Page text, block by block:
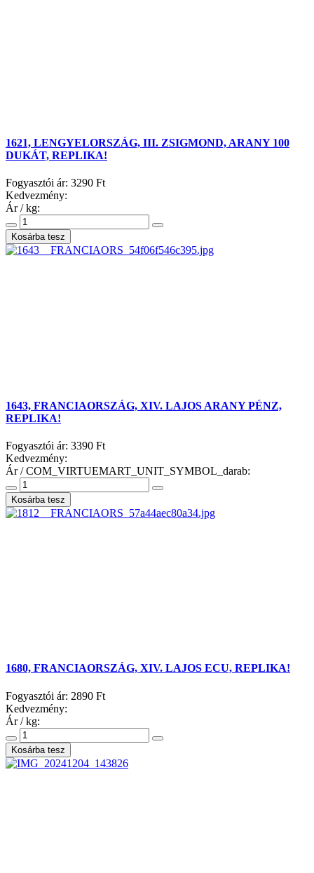
1621, LENGYELORSZÁG, III. ZSIGMOND, ARANY 100
DUKÁT, REPLIKA!
Fogyasztói ár: 3290 Ft
Kedvezmény:
Ár / kg:
1643, FRANCIAORSZÁG, XIV. LAJOS ARANY PÉNZ,
REPLIKA!
Fogyasztói ár: 3390 Ft
Kedvezmény:
Ár / COM_VIRTUEMART_UNIT_SYMBOL_darab:
1680, FRANCIAORSZÁG, XIV. LAJOS ECU, REPLIKA!
Fogyasztói ár: 2890 Ft
Kedvezmény:
Ár / kg: